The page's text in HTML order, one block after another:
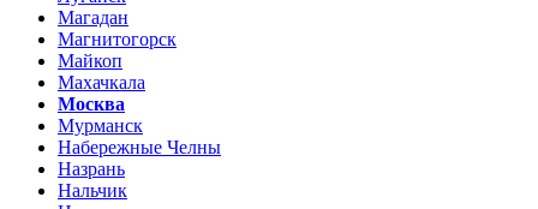
Магадан
Магнитогорск
Майкоп
Махачкала
Москва
Мурманск
Набережные Челны
Назрань
Нальчик